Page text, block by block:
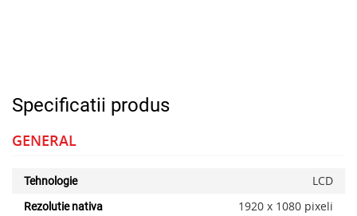
Specificatii produs
GENERAL
Tehnologie LCD
Rezolutie nativa 1920 x 1080 pixeli